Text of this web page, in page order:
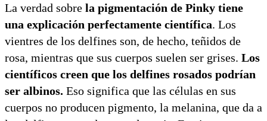
La verdad sobre la pigmentación de Pinky tiene
una explicación perfectamente científica. Los
vientres de los delfines son, de hecho, teñidos de
rosa, mientras que sus cuerpos suelen ser grises. Los
científicos creen que los delfines rosados podrían
ser albinos. Eso significa que las células en sus
cuerpos no producen pigmento, la melanina, que da a